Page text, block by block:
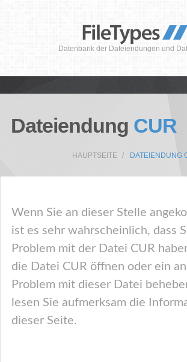
Datenbank der Dateiendungen und
Dateiendung CUR
HAUPTSEITE DATEIENDUNG
Wenn Sie an dieser Stelle
ist es sehr wahrscheinlich, dass
Problem mit der Datei CUR
die Datei CUR öffnen oder ein
Problem mit dieser Datei
lesen Sie aufmerksam die
dieser Seite.